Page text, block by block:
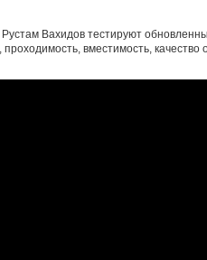
Вахидов тестируют
проходимость, вместимость,